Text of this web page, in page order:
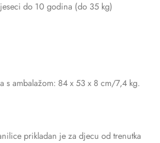
do 10 godina (do 35 kg)
s ambalažom: 84 x 53 x 8 cm/7,4 kg.
prikladan je za djecu od trenutka